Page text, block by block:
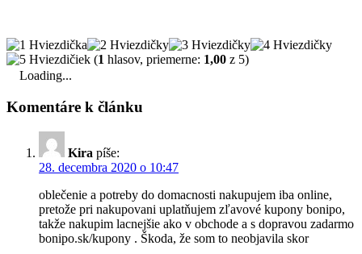
(1 hlasov, priemerne: 1,00 z 5)
Loading...
Komentáre k článku
Kira píše:
28. decembra 2020 o 10:47
oblečenie a potreby do domacnosti nakupujem iba online,
pretože pri nakupovani uplatňujem zľavové kupony bonipo,
takže nakupim lacnejšie ako v obchode a s dopravou zadarmo
bonipo.sk/kupony . Škoda, že som to neobjavila skor